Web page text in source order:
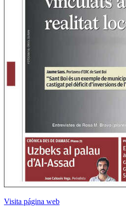
Visita página web